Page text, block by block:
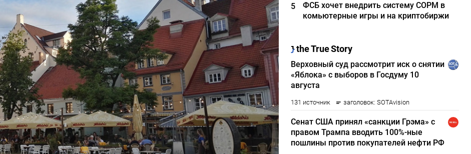
5
ФСБ хочет внедрить систему СОРМ в
комьютерные игры и на криптобиржи